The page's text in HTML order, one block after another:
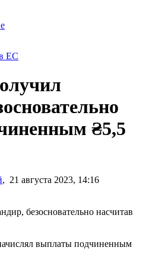
ЕС
₴5,5
, 21 августа 2023, 14:16
выплаты подчиненным